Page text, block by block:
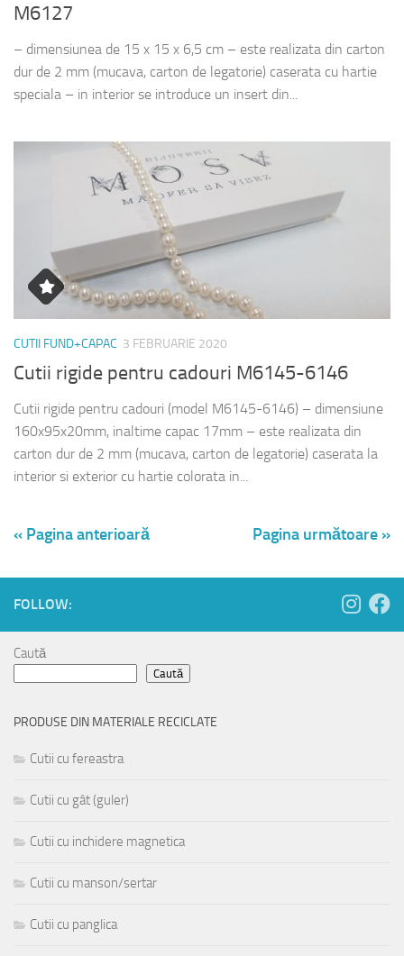
M6127
– dimensiunea de 15 x 15 x 6,5 cm – este realizata din carton
dur de 2 mm (mucava, carton de legatorie) caserata cu hartie
speciala – in interior se introduce un insert din...
CUTII FUND+CAPAC 3 FEBRUARIE 2020
Cutii rigide pentru cadouri M6145-6146
Cutii rigide pentru cadouri (model M6145-6146) – dimensiune
160x95x20mm, inaltime capac 17mm – este realizata din
carton dur de 2 mm (mucava, carton de legatorie) caserata la
interior si exterior cu hartie colorata in...
« Pagina anterioară Pagina următoare »
FOLLOW:
Caută
Caută
PRODUSE DIN MATERIALE RECICLATE
Cutii cu fereastra
Cutii cu gât (guler)
Cutii cu inchidere magnetica
Cutii cu manson/sertar
Cutii cu panglica